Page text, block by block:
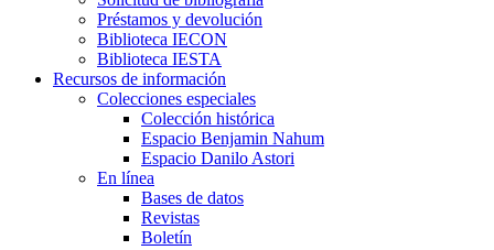
Préstamos y devolución
Biblioteca IECON
Biblioteca IESTA
Recursos de información
Colecciones especiales
Colección histórica
Espacio Benjamin Nahum
Espacio Danilo Astori
En línea
Bases de datos
Revistas
Boletín